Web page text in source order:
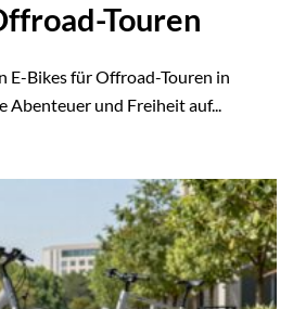
Touren
E-Bikes für Offroad-Touren in
Abenteuer und Freiheit auf...